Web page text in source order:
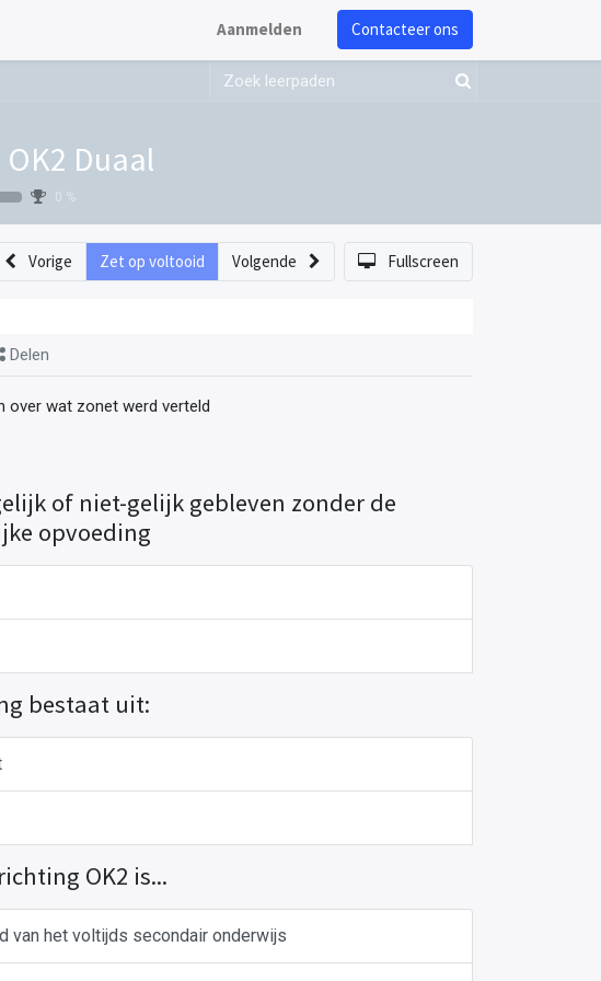
Aanmelden Contacteer ons
Duaal
0 %
Vorige Zet op voltooid Volgende Fullscreen
Delen
over wat zonet werd verteld
of niet-gelijk gebleven zonder de
opvoeding
bestaat uit:
OK2 is...
van het voltijds secondair onderwijs